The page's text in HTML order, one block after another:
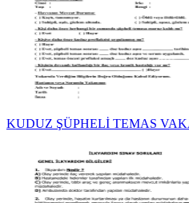
KUDUZ ŞÜPHELİ TEMAS